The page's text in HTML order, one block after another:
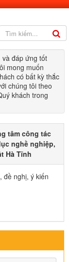
đáp ứng tốt
mong muốn
có bất kỳ thắc
chúng tôi theo
khách trong
tâm công tác
nghề nghiệp,
Hà Tĩnh
đề nghị, ý kiến